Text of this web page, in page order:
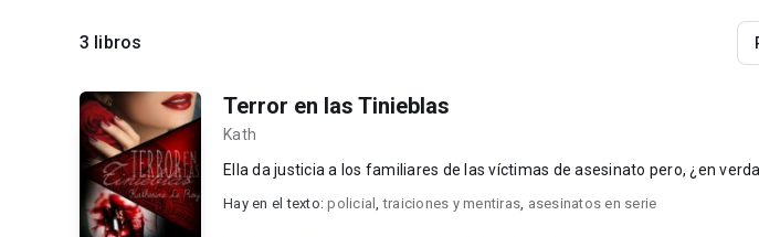
3 libros
Terror en las Tinieblas
Kath
Ella da justicia a los familiares de las víctimas de asesinato pero, ¿en
Hay en el texto:policial,traiciones y mentiras, asesinatos en serie